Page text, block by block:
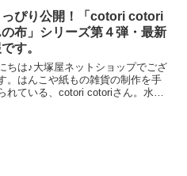
っぴり公開！「cotori cotori
の布」シリーズ第４弾・最新
す。
ちは♪大塚屋ネットショップでござ
。はんこや紙もの雑貨の制作を手
れている、cotori cotoriさん。水彩